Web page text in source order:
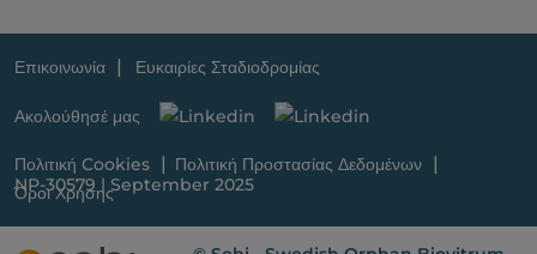
Επικοινωνία Ευκαιρίες Σταδιοδρομίας
Ακολούθησέ μας
NP-30579 | September 2025
Πολιτική Cookies
Πολιτική Προστασίας Δεδομένων
Όροι Χρήσης